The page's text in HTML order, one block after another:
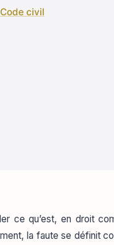
civil
ce qu’est, en droit
la faute se définit